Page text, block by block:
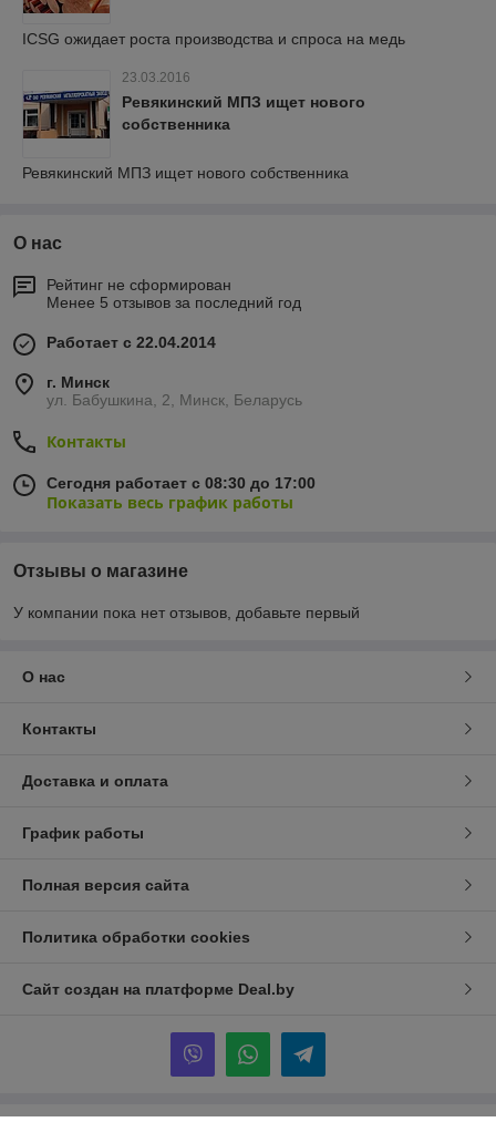
ICSG ожидает роста производства и спроса на медь
23.03.2016
Ревякинский МПЗ ищет нового
собственника
Ревякинский МПЗ ищет нового собственника
О нас
Рейтинг не сформирован
Менее 5 отзывов за последний год
Работает с 22.04.2014
г. Минск
ул. Бабушкина, 2, Минск, Беларусь
Контакты
Сегодня работает с 08:30 до 17:00
Показать весь график работы
Отзывы о магазине
У компании пока нет отзывов, добавьте первый
О нас
Контакты
Доставка и оплата
График работы
Полная версия сайта
Политика обработки cookies
Сайт создан на платформе Deal.by